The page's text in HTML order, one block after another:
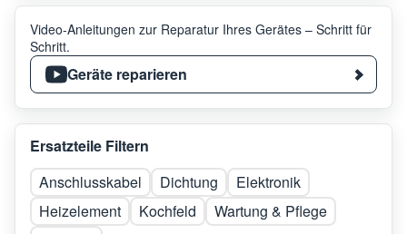
Video-Anleitungen zur Reparatur Ihres Gerätes – Schritt für
Schritt.
Geräte reparieren
Ersatzteile Filtern
Anschlusskabel
Dichtung
Elektronik
Heizelement
Kochfeld
Wartung & Pflege